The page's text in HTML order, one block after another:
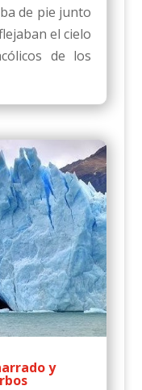
de pie junto
el cielo
de los
y